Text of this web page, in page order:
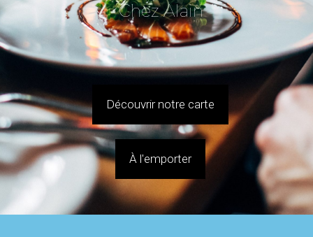
Chez Alain
Découvrir notre carte
À l'emporter